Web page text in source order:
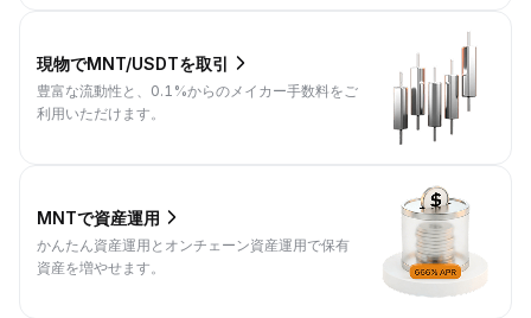
現物でMNT/USDTを取引
豊富な流動性と、0.1%からのメイカー手数料をご
利用いただけます。
MNTで資産運用
かんたん資産運用とオンチェーン資産運用で保有
資産を増やせます。